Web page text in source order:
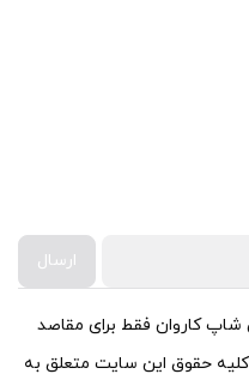
ارسال
شاپ کاروان فقط برای مقاصد
کلیه حقوق این سایت متعلق به